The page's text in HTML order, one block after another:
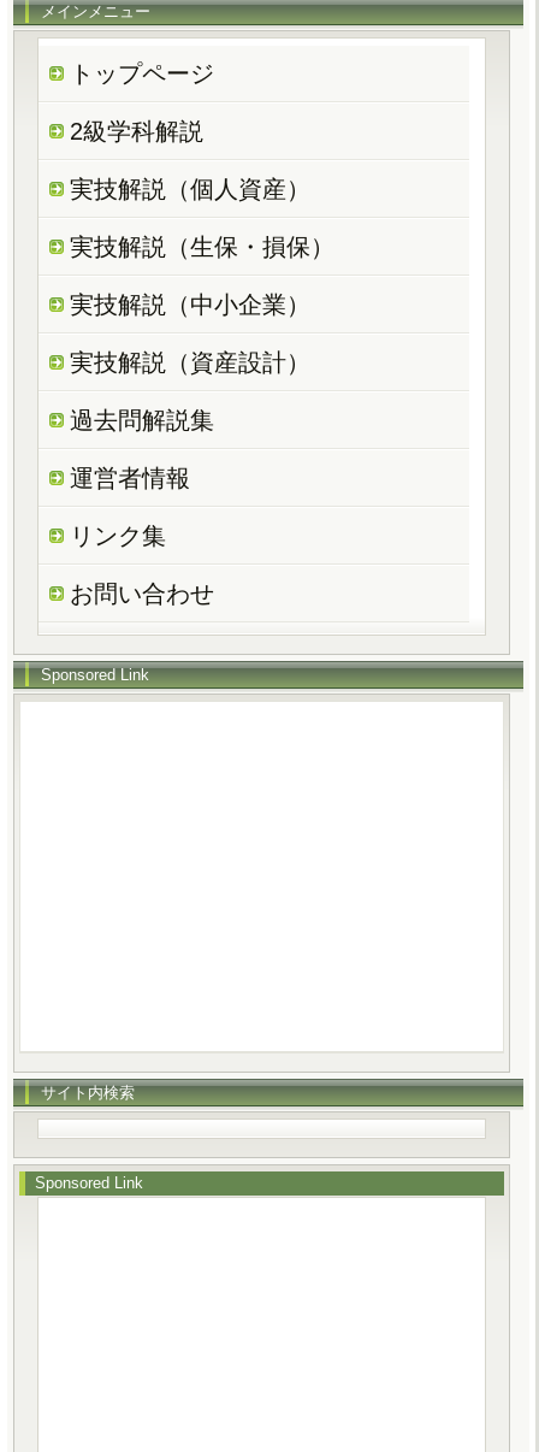
メインメニュー
トップページ
2級学科解説
実技解説（個人資産）
実技解説（生保・損保）
実技解説（中小企業）
実技解説（資産設計）
過去問解説集
運営者情報
リンク集
お問い合わせ
Sponsored Link
サイト内検索
Sponsored Link